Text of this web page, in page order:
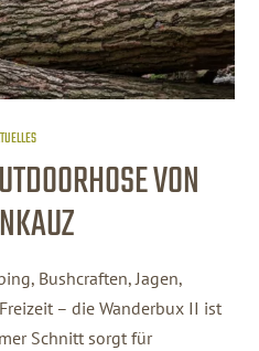
VON
Bushcraften, Jagen,
– die Wanderbux II ist
Schnitt sorgt für